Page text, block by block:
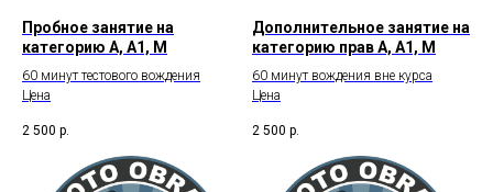
Пробное занятие на
категорию А, А1, М
60 минут тестового вождения
Цена
2 500 р.
Дополнительное занятие на
категорию прав А, А1, М
60 минут вождения вне курса
Цена
2 500 р.